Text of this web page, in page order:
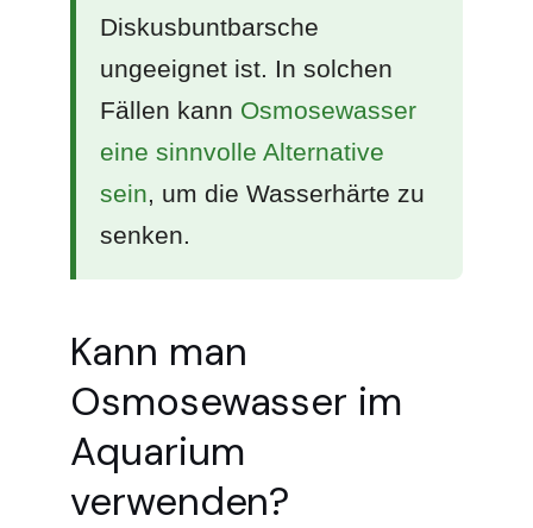
Diskusbuntbarsche
ungeeignet ist. In solchen
Fällen kann Osmosewasser
eine sinnvolle Alternative
sein , um die Wasserhärte zu
senken.
Kann man
Osmosewasser im
Aquarium
verwenden?